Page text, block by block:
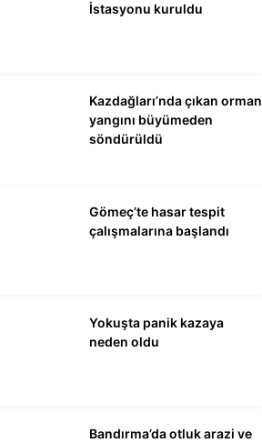
SPOR
EĞİTİM
DİĞER
İstasyonu kuruldu
Kazdağları’nda çıkan orman
yangını büyümeden
söndürüldü
Gömeç’te hasar tespit
çalışmalarına başlandı
Yokuşta panik kazaya
neden oldu
Bandırma’da otluk arazi ve